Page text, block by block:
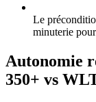
Le
minuterie
Autonomie
350+ vs